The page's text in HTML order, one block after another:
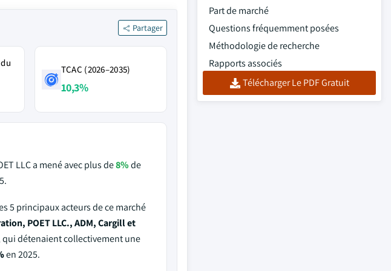
Partager
TCAC (2026–2035)
10,3%
LLC a mené avec plus de8%de
5 principaux acteurs de ce marché
POET LLC., ADM, Cargill et
qui détenaient collectivement une
en 2025.
Part de marché
Questions fréquemment posées
Méthodologie de recherche
Rapports associés
Télécharger Le PDF Gratuit